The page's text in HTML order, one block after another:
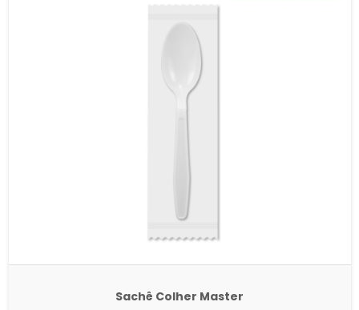
Sachê Colher Master